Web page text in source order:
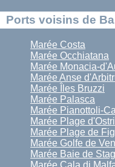
Ports voisins de
Marée Costa
Marée Occhiatana
Marée Monacia-
Marée Anse
Marée Îles Bruzzi
Marée Palasca
Marée Pianottoli-
Marée Plage
Marée Plage de
Marée Golfe de
Marée Baie de